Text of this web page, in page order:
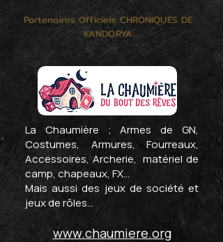
Partenaires Officiels CHRONIQUES DE
KANDORYA
La Chaumière ; Armes de GN,
Costumes, Armures, Fourreaux,
Accessoires, Archerie, matériel de
camp, chapeaux, FX...
Mais aussi des jeux de société et
jeux de rôles...
www.chaumiere.org